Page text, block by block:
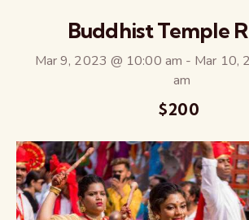
Buddhist Temple
Mar 9, 2023 @ 10:00 am - Mar 10,
am
$200